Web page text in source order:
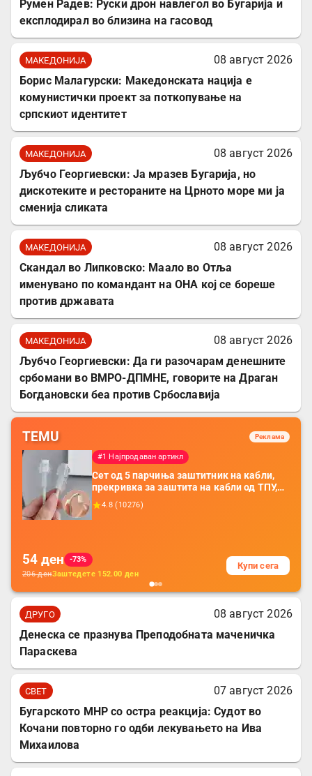
Румен Радев: Руски дрон навлегол во Бугарија и
експлодирал во близина на гасовод
МАКЕДОНИЈА
08 август 2026
Борис Малагурски: Македонската нација е
комунистички проект за поткопување на
српскиот идентитет
МАКЕДОНИЈА
08 август 2026
Љубчо Георгиевски: Ја мразев Бугарија, но
дискотеките и рестораните на Црното море ми ја
сменија сликата
МАКЕДОНИЈА
08 август 2026
Скандал во Липковско: Маало во Отља
именувано по командант на ОНА кој се бореше
против државата
МАКЕДОНИЈА
08 август 2026
Љубчо Георгиевски: Да ги разочарам денешните
србомани во ВМРО-ДПМНЕ, говорите на Драган
Богдановски беа против Србославија
TEMU Реклама
#1 Најпродаван артикл
Сет од 5 парчиња заштитник на кабли,
прекривка за заштита на кабли од ТПУ,
додатоци за заштита на кабли, без
батерија, за мобилни телефони, комплет
4.8 ( 10276)
54 ден
-73%
206денЗаштедете 152.00 ден
Купи сега
ДРУГО
08 август 2026
Денеска се празнува Преподобната маченичка
Параскева
СВЕТ
07 август 2026
Бугарското МНР со остра реакција: Судот во
Кочани повторно го одби лекувањето на Ива
Михаилова